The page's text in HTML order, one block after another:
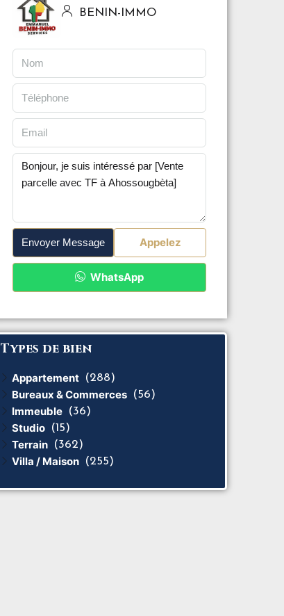
BENIN-IMMO
Envoyer Message Appelez
WhatsApp
Types de bien
Appartement (288)
Bureaux & Commerces (56)
Immeuble (36)
Studio (15)
Terrain (362)
Villa / Maison (255)